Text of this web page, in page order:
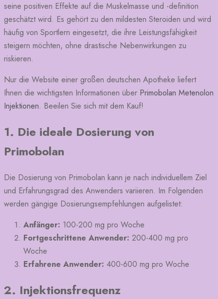
seine positiven Effekte auf die Muskelmasse und -definition
geschätzt wird. Es gehört zu den mildesten Steroiden und wird
häufig von Sportlern eingesetzt, die ihre Leistungsfähigkeit
steigern möchten, ohne drastische Nebenwirkungen zu
riskieren.
Nur die Website einer großen deutschen Apotheke liefert
Ihnen die wichtigsten Informationen über Primobolan Metenolon
Injektionen. Beeilen Sie sich mit dem Kauf!
1. Die ideale Dosierung von
Primobolan
Die Dosierung von Primobolan kann je nach individuellem Ziel
und Erfahrungsgrad des Anwenders variieren. Im Folgenden
werden gängige Dosierungsempfehlungen aufgelistet:
Anfänger: 100-200 mg pro Woche
Fortgeschrittene Anwender: 200-400 mg pro
Woche
Erfahrene Anwender: 400-600 mg pro Woche
2. Injektionsfrequenz